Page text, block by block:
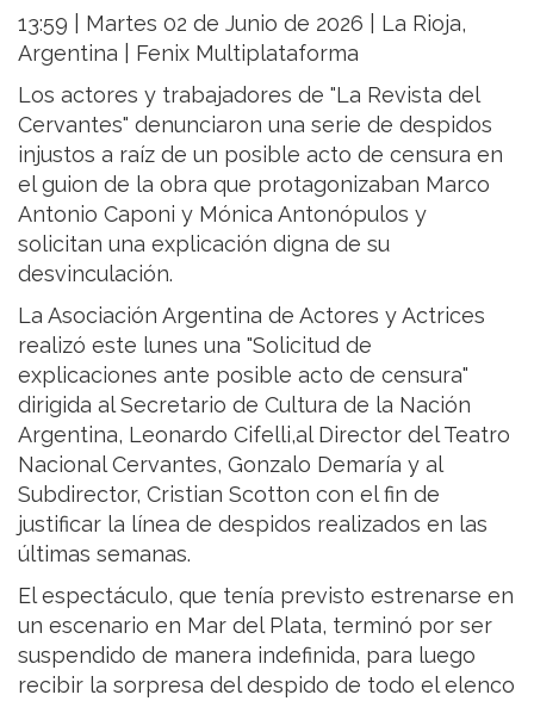
13:59 | Martes 02 de Junio de 2026 | La Rioja,
Argentina | Fenix Multiplataforma
Los actores y trabajadores de "La Revista del
Cervantes" denunciaron una serie de despidos
injustos a raíz de un posible acto de censura en
el guion de la obra que protagonizaban Marco
Antonio Caponi y Mónica Antonópulos y
solicitan una explicación digna de su
desvinculación.
La Asociación Argentina de Actores y Actrices
realizó este lunes una "Solicitud de
explicaciones ante posible acto de censura"
dirigida al Secretario de Cultura de la Nación
Argentina, Leonardo Cifelli,al Director del Teatro
Nacional Cervantes, Gonzalo Demaría y al
Subdirector, Cristian Scotton con el fin de
justificar la línea de despidos realizados en las
últimas semanas.
El espectáculo, que tenía previsto estrenarse en
un escenario en Mar del Plata, terminó por ser
suspendido de manera indefinida, para luego
recibir la sorpresa del despido de todo el elenco